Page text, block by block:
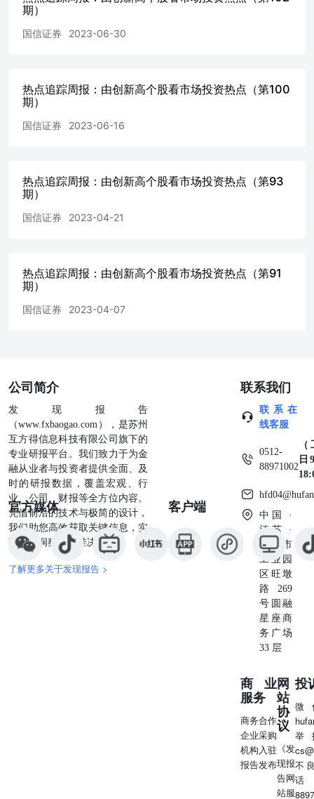
煤炭、家电、有色 金属行业指数距离250日新高较近，距离
1.50%、1.97%、2.21%、6.26%、 6.25%；综合、消费者服
资料来源：Wind，国信证券经济研究所整理 本周部分概念指
用电器等概念指数距离250日新高较近。 图3：部分概念指数
监测 马克·米勒维尼在《股票魔法师》提出每个牛市都是有
羊带来的，在指数还在低谷中挣扎的时候，这些领头羊已经
个市场进入上涨周期。通过跟踪不断创新高的“领头羊”股票
日新高。其中创新高个股数量最多的是基础化工、机械、医
属、煤炭行业，占比分别为 54.76%、22.76%、20.00%。 图4
8.65%、14.83%。按照指数分布来看，中证2000、中证1000
500、沪深300、创业板指、科创50指数中创新高个股数量分
96、77、54、8、3只，数量占指数成份股个数比例分别为：
9.60%、15.40%、 18.00%、8.00%、6.00%。 1参考：马克.
《股票魔法师》[M]电子工业出版社2015 图5：不同板块中创
数量及占比（20240531）图6：不同指数中创新高股票数量及
（20240531） 资料来源：Wind，国信证券经济研究所整理资
Wind，国信证券经济研究所整理 平稳创新高股票跟踪 平稳
票筛选方法 除了截面上的动量，也有研究表明应关注动量的
特点。[TuranGBali、Nusret等人@2011]研究了彩票型股票（
极端收益的股票）的表现，发现遵循平滑价格路径的高动量
较遵循跳跃价格路径的高动量股收益更高。[Da,Gurun等人
出了投资者对信息反应不足的“温水煮青蛙”效应，同样证实
动量得到的关注更少，因而产生的动量效应更强大。 我们通
关注度、股价相对强弱、股价路径平稳性、创新高连续性等
述过去20个交易日创出过250日新高的股票池中筛选出平稳创
票。具体筛选条件如下： 分析师关注度：过去3个月买入或
的分析师研报不少于5份 股价相对强弱：过去250日涨跌幅
场前20% 股价平稳性：在满足上述条件的股票池内，用以
程比 过去120日涨跌幅的绝对值 过去120日日涨跌幅绝对值
高持续性：过去120日的250日新高距离在时间序列上的均值
续性：过去5日的250日新高距离在时间序列上的均值，取排
50只。 图7：平稳创新高股票筛选要素 资料来源：Wind，国
济研究所整理 本周平稳创新高股票 按照上文筛选方法选出了
源、兴齐眼药、海信家电等50只平稳创新高的股票。按照板
创新高股票数量最多的是周期、大金融板块，分别有22、16
其中，周期板块中创新高最多的是电力及公用事业行业；大
中创新高最多的是银行行业。 图8：本周平稳创新高股票全
期）
国信证券 2023-06-30
热点追踪周报：由创新高个股看市场投资热点（第100
期）
国信证券 2023-06-16
热点追踪周报：由创新高个股看市场投资热点（第93
期）
国信证券 2023-04-21
热点追踪周报：由创新高个股看市场投资热点（第91
期）
国信证券 2023-04-07
公司简介
发现报告
（www.fxbaogao.com），是苏州
互方得信息科技有限公司旗下的
专业研报平台。我们致力于为金
融从业者与投资者提供全面、及
时的研报数据，覆盖宏观、行
业、公司、财报等全方位内容。
凭借前沿的技术与极简的设计，
我们助您高效获取关键信息，实
现深度洞察与精准决策。
了解更多关于发现报告 >
官方媒体 客户端
联系我们
联系在
线客服
0512-
88971002
日
中国 ·
江苏 ·
苏州市
工业园
区旺墩
路269
号圆融
星座商
务广场
33 层
商业
服务
商务合作
企业采购
机构入驻
报告发布
网
站
协
议
《发
现报
告网
站服
投
微
举
不